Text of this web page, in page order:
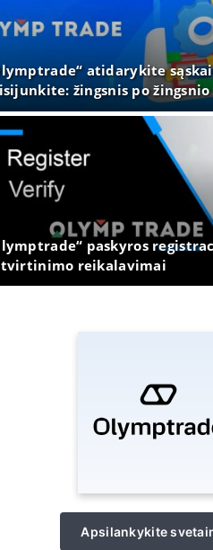
atidarykite
žingsnis po
paskyros
reikalavimai
Apsilankykite